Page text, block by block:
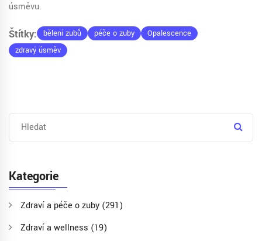
úsměvu.
Štítky: bělení zubů péče o zuby
Opalescence
zdravý úsměv
Kategorie
Zdraví a péče o zuby (291)
Zdraví a wellness (19)